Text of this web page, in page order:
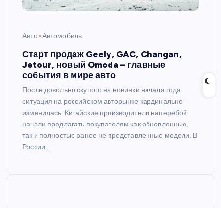
Авто Автомобиль
Старт продаж Geely, GAC, Changan,
Jetour, новый Omoda – главные
события в мире авто
После довольно скупого на новинки начала года
ситуация на российском авторынке кардинально
изменилась. Китайские производители наперебой
начали предлагать покупателям как обновленные,
так и полностью ранее не представленные модели. В
России…